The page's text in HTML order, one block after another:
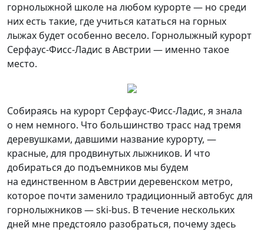
горнолыжной школе на любом курорте — но среди
них есть такие, где учиться кататься на горных
лыжах будет особенно весело. Горнолыжный курорт
Серфаус-Фисс-Ладис в Австрии — именно такое
место.
Собираясь на курорт Серфаус-Фисс-Ладис, я знала
о нем немного. Что большинство трасс над тремя
деревушками, давшими название курорту, —
красные, для продвинутых лыжников. И что
добираться до подъемников мы будем
на единственном в Австрии деревенском метро,
которое почти заменило традиционный автобус для
горнолыжников — ski-bus. В течение нескольких
дней мне предстояло разобраться, почему здесь